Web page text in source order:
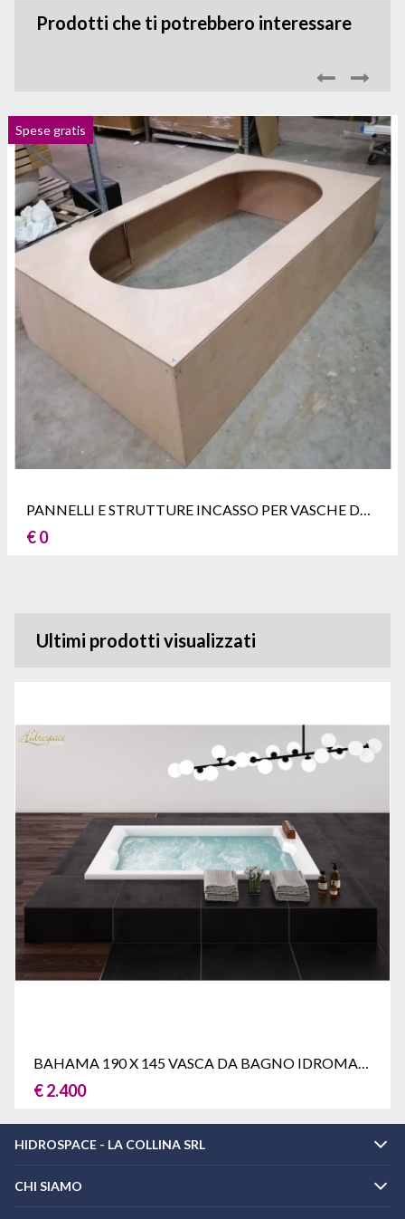
Prodotti che ti potrebbero interessare
Spese gratis
€ 0
Ultimi prodotti visualizzati
BAHAMA 190 X 145 VASCA DA BAGNO IDROMASSAGGIO DUE POSTI
€ 2.400
HIDROSPACE - LA COLLINA SRL
CHI SIAMO